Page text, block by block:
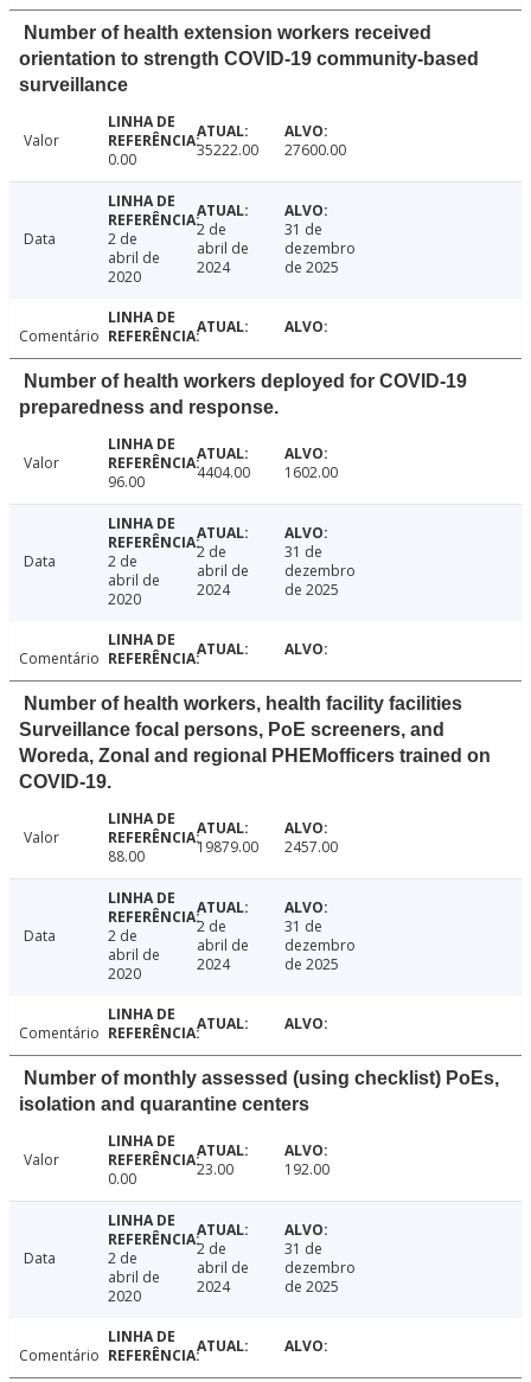
Number of health extension workers received
orientation to strength COVID-19 community-based
surveillance
Valor
0.00
35222.00 27600.00
Data
2 de
abril de
2020
2 de
abril de
2024
31 de
dezembro
de 2025
Comentário
Number of health workers deployed for COVID-19
preparedness and response.
Valor
96.00
4404.00 1602.00
Data
2 de
abril de
2020
2 de
abril de
2024
31 de
dezembro
de 2025
Comentário
Number of health workers, health facility facilities
Surveillance focal persons, PoE screeners, and
Woreda, Zonal and regional PHEMofficers trained on
COVID-19.
Valor
88.00
19879.00 2457.00
Data
2 de
abril de
2020
2 de
abril de
2024
31 de
dezembro
de 2025
Comentário
Number of monthly assessed (using checklist) PoEs,
isolation and quarantine centers
Valor
0.00
23.00 192.00
Data
2 de
abril de
2020
2 de
abril de
2024
31 de
dezembro
de 2025
Comentário